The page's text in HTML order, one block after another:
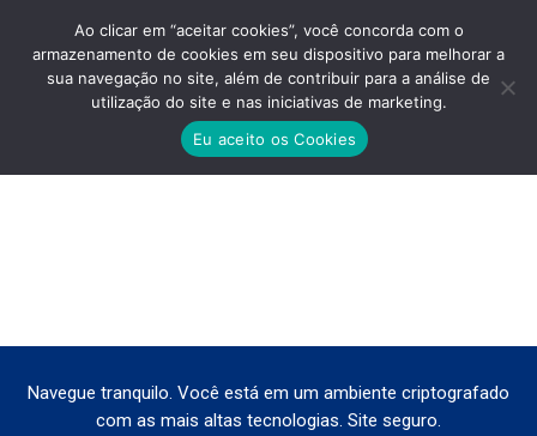
PLANTAS-FULL-PAULISTA-STUDIO
Você está aqui:
Navegue tranquilo. Você está em um ambiente criptografado
com as mais altas tecnologias. Site seguro.
Ao clicar em “aceitar cookies”, você concorda com o
armazenamento de cookies em seu dispositivo para melhorar a
sua navegação no site, além de contribuir para a análise de
utilização do site e nas iniciativas de marketing.
Eu aceito os Cookies